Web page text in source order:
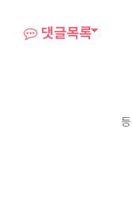
댓글목록